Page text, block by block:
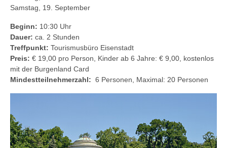
Samstag, 19. September
Beginn: 10:30 Uhr
Dauer: ca. 2 Stunden
Treffpunkt: Tourismusbüro Eisenstadt
Preis: € 19,00 pro Person, Kinder ab 6 Jahre: € 9,00, kostenlos
mit der Burgenland Card
Mindestteilnehmerzahl: 6 Personen, Maximal: 20 Personen